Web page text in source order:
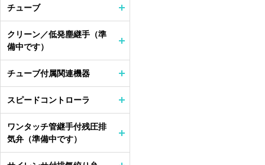
チューブ
クリーン／低発塵継手（準
備中です）
チューブ付属関連機器
スピードコントローラ
ワンタッチ管継手付残圧排
気弁（準備中です）